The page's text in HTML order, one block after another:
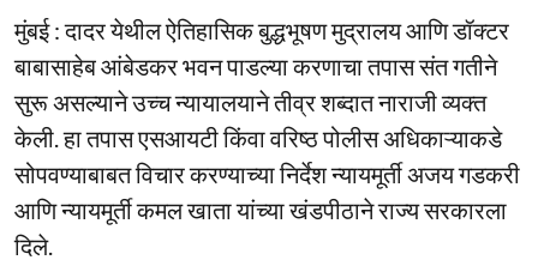
मुंबई : दादर येथील ऐतिहासिक बुद्धभूषण मुद्रालय आणि डॉक्टर
बाबासाहेब आंबेडकर भवन पाडल्या करणाचा तपास संत गतीने
सुरू असल्याने उच्च न्यायालयाने तीव्र शब्दात नाराजी व्यक्त
केली. हा तपास एसआयटी किंवा वरिष्ठ पोलीस अधिकाऱ्याकडे
सोपवण्याबाबत विचार करण्याच्या निर्देश न्यायमूर्ती अजय गडकरी
आणि न्यायमूर्ती कमल खाता यांच्या खंडपीठाने राज्य सरकारला
दिले.